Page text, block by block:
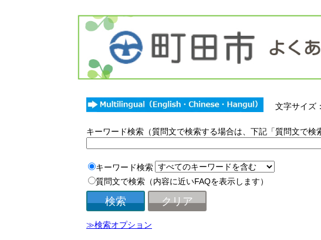
文字サイズ
キーワード検索（質問文で検索する場合は、下記「質問文で検
キーワード検索
質問文で検索（内容に近いFAQを表示します）
≫検索オプション